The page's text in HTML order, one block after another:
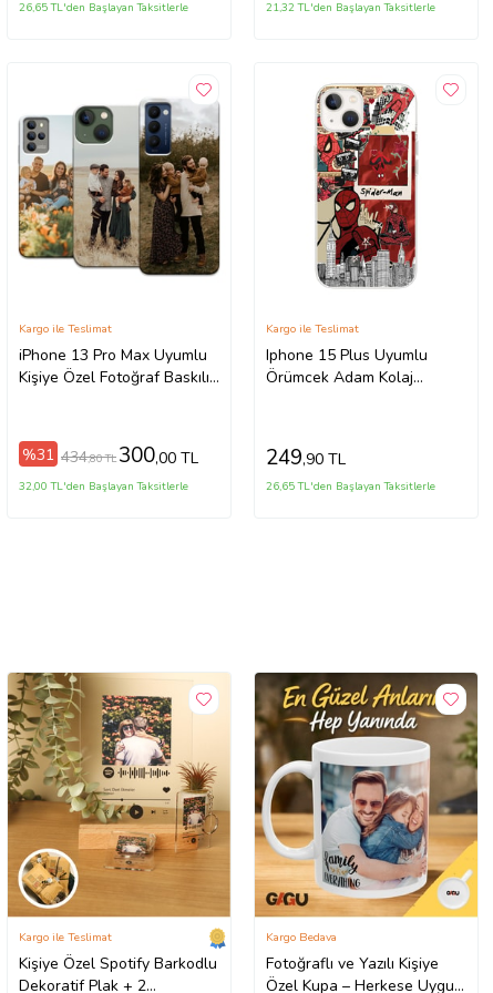
26,65 TL'den Başlayan Taksitlerle 21,32 TL'den Başlayan Taksitlerle
iPhone 13 Pro Max Uyumlu
Kişiye Özel Fotoğraf Baskılı
Kargo ile Teslimat
%31 434,80 TL 300,00 TL
32,00 TL'den Başlayan Taksitlerle
Iphone 15 Plus Uyumlu
Örümcek Adam Kolaj
Kargo ile Teslimat
249,90 TL
26,65 TL'den Başlayan Taksitlerle
Kişiye Özel Spotify Barkodlu
Dekoratif Plak + 2
Kargo ile Teslimat
Fotoğraflı ve Yazılı Kişiye
Özel Kupa – Herkese Uygun
Kargo Bedava